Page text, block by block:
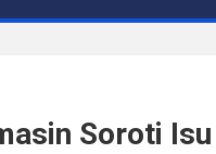
Soroti Isu